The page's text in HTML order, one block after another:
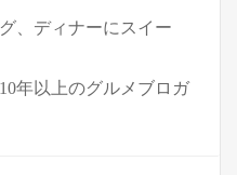
、ディナーにスイー
年以上のグルメブロガ